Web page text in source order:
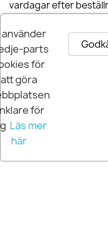
vardagar efter
30-dagars
Är du inte
dagar.
använder
parts
för
att göra
för
Läs mer
här